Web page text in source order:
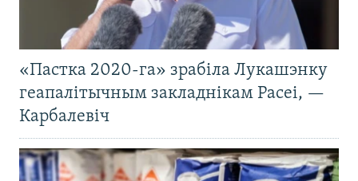
«Пастка 2020-га» зрабіла Лукашэнку
геапалітычным закладнікам Расеі, —
Карбалевіч